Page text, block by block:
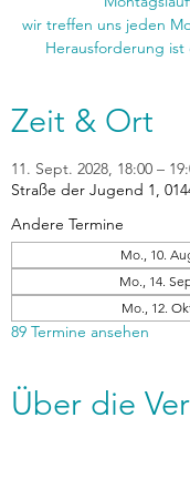
wir treffen uns jeden
Zeit & Ort
11. Sept. 2028, 18:00 –
Straße der Jugend 1,
Andere Termine
Mo., 10.
Mo., 14.
Mo., 12.
89 Termine ansehen
Über die